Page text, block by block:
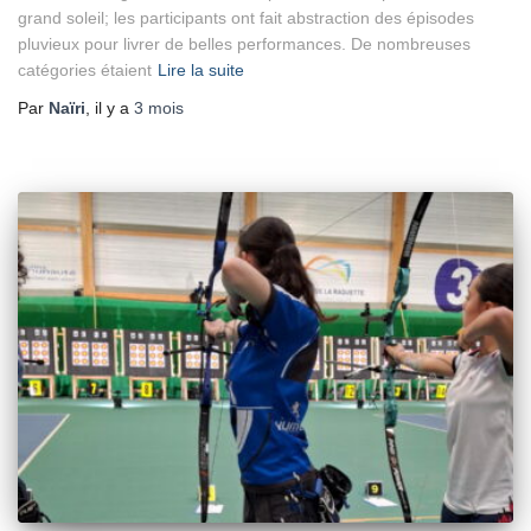
grand soleil; les participants ont fait abstraction des épisodes
pluvieux pour livrer de belles performances. De nombreuses
catégories étaient Lire la suite
Par Naïri, il y a 3 mois